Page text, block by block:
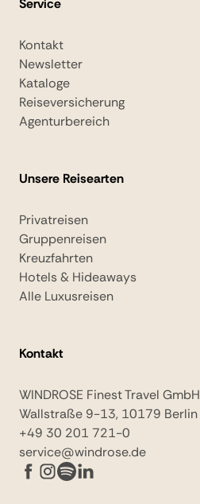
Service
Kontakt
Newsletter
Kataloge
Reiseversicherung
Agenturbereich
Unsere Reisearten
Privatreisen
Gruppenreisen
Kreuzfahrten
Hotels & Hideaways
Alle Luxusreisen
Kontakt
WINDROSE Finest Travel GmbH
Wallstraße 9-13, 10179 Berlin
+49 30 201 721-0
service@windrose.de